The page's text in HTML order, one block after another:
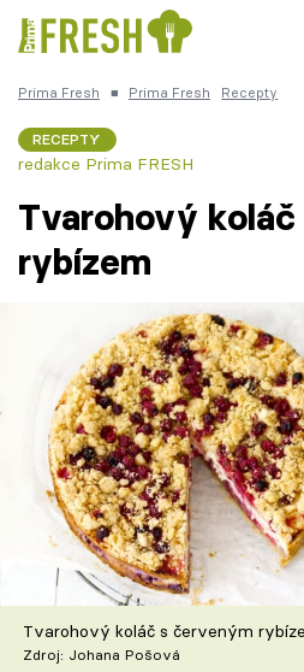
Česká kuchyně Čokoláda
Témata
Recepty
Články
TV Program
Škola vaření
Recepty z TV
Prima Fresh ■ Prima Fresh Recepty
RECEPTY
redakce Prima FRESH
Tvarohový
rybízem
Tvarohový koláč s červeným
Zdroj: Johana Pošová